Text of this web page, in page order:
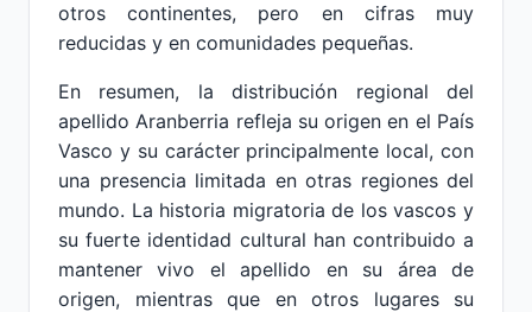
otros continentes, pero en cifras muy
reducidas y en comunidades pequeñas.
En resumen, la distribución regional del
apellido Aranberria refleja su origen en el País
Vasco y su carácter principalmente local, con
una presencia limitada en otras regiones del
mundo. La historia migratoria de los vascos y
su fuerte identidad cultural han contribuido a
mantener vivo el apellido en su área de
origen, mientras que en otros lugares su